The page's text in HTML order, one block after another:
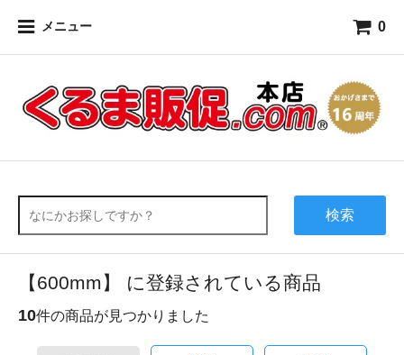
メニュー 0
検索
【600mm】 に登録されている商品
10件の商品が見つかりました